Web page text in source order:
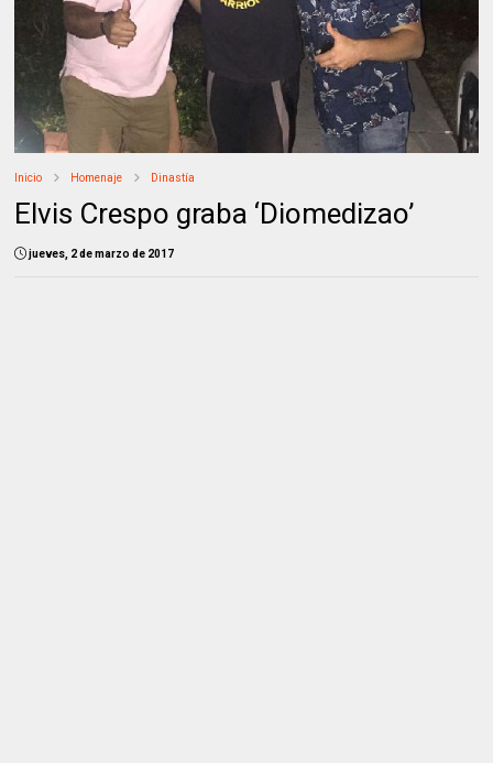
Inicio Homenaje Dinastía
Elvis Crespo graba ‘Diomedizao’
jueves, 2 de marzo de 2017